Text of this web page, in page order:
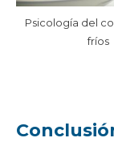
Psicología del
fríos